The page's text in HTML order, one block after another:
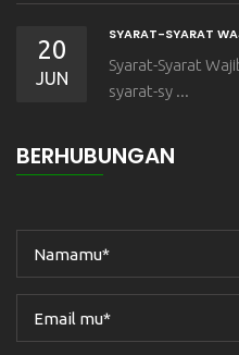
20
JUN
SYARAT-SYARAT
Syarat-Syarat
syarat-sy ...
BERHUBUNGAN